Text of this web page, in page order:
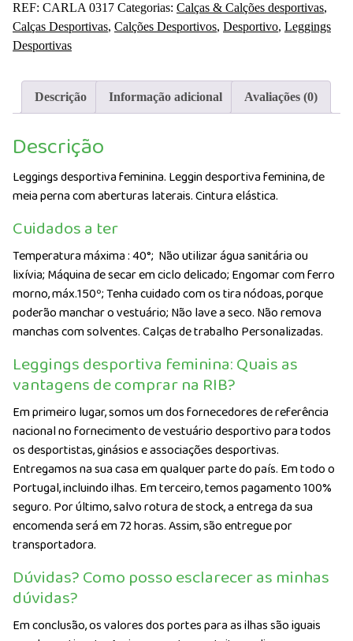
REF: CARLA 0317 Categorias: Calças & Calções desportivas,
Calças Desportivas, Calções Desportivos, Desportivo, Leggings
Desportivas
Descrição Informação adicional Avaliações (0)
Descrição
Leggings desportiva feminina. Leggin desportiva feminina, de
meia perna com aberturas laterais. Cintura elástica.
Cuidados a ter
Temperatura máxima : 40°; Não utilizar água sanitária ou
lixívia; Máquina de secar em ciclo delicado; Engomar com ferro
morno, máx.150º; Tenha cuidado com os tira nódoas, porque
poderão manchar o vestuário; Não lave a seco. Não remova
manchas com solventes. Calças de trabalho Personalizadas.
Leggings desportiva feminina: Quais as
vantagens de comprar na RIB?
Em primeiro lugar, somos um dos fornecedores de referência
nacional no fornecimento de vestuário desportivo para todos
os desportistas, ginásios e associações desportivas.
Entregamos na sua casa em qualquer parte do país. Em todo o
Portugal, incluindo ilhas. Em terceiro, temos pagamento 100%
seguro. Por último, salvo rotura de stock, a entrega da sua
encomenda será em 72 horas. Assim, são entregue por
transportadora.
Dúvidas? Como posso esclarecer as minhas
dúvidas?
Em conclusão, os valores dos portes para as ilhas são iguais